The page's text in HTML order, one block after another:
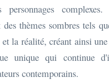
des thèmes sombres tels
la réalité, créant ainsi
unique qui continue
contemporains.